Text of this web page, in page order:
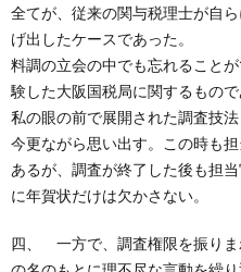
全てが、従来の関与税理士が自
げ出したケースであった。
料調の立会の中でも忘れること
験した大阪国税局に関するもので
私の眼の前で展開された調査技
今更ながら思い出す。この時も
あるが、調査が終了した後も担
に年賀状だけは欠かさない。
四、 一方で、調査権限を振り